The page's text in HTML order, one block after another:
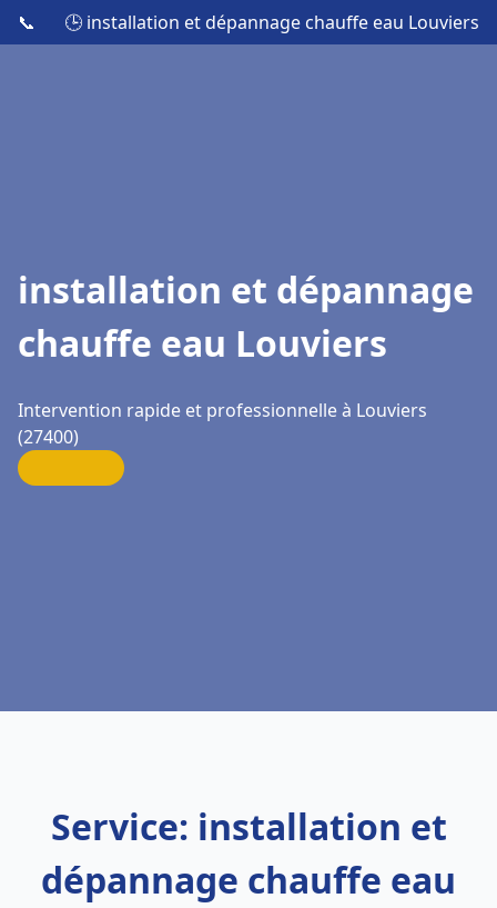
📞 🕒 installation et dépannage chauffe eau Louviers
installation et dépannage
chauffe eau Louviers
Intervention rapide et professionnelle à Louviers
(27400)
Service: installation et
dépannage chauffe eau